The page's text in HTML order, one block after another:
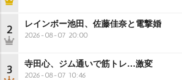
2 レインボー池田、佐藤佳奈と電撃婚
2026-08-07 20:00
3 寺田心、ジム通いで筋トレ…激変
2026-08-07 10:46